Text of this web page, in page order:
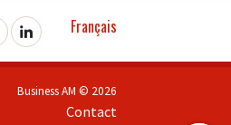
Français
Business AM © 2026
Contact